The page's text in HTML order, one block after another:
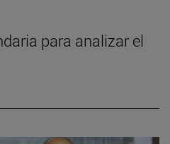
para analizar el